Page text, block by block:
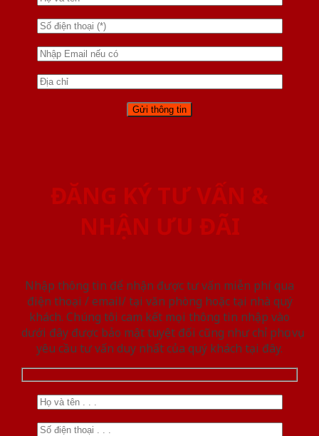
ĐĂNG KÝ TƯ VẤN &
NHẬN ƯU ĐÃI
Nhập thông tin để nhận được tư vấn miễn phí qua
điện thoại / email/ tại văn phòng hoặc tại nhà quý
khách. Chúng tôi cam kết mọi thông tin nhập vào
dưới đây được bảo mật tuyệt đối cũng như chỉ phục vụ
yêu cầu tư vấn duy nhất của quý khách tại đây.